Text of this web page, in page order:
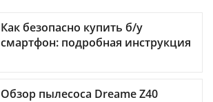
Как безопасно купить б/у
смартфон: подробная инструкция
Обзор пылесоса Dreame Z40